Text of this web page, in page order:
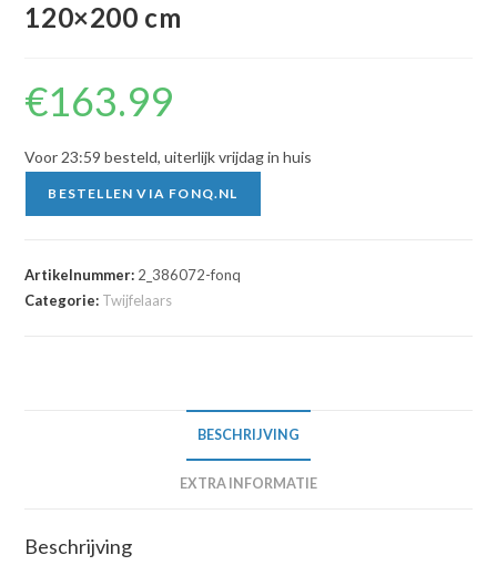
120×200 cm
€163.99
Voor 23:59 besteld, uiterlijk vrijdag in huis
BESTELLEN VIA FONQ.NL
Artikelnummer: 2_386072-fonq
Categorie: Twijfelaars
BESCHRIJVING
EXTRA INFORMATIE
Beschrijving